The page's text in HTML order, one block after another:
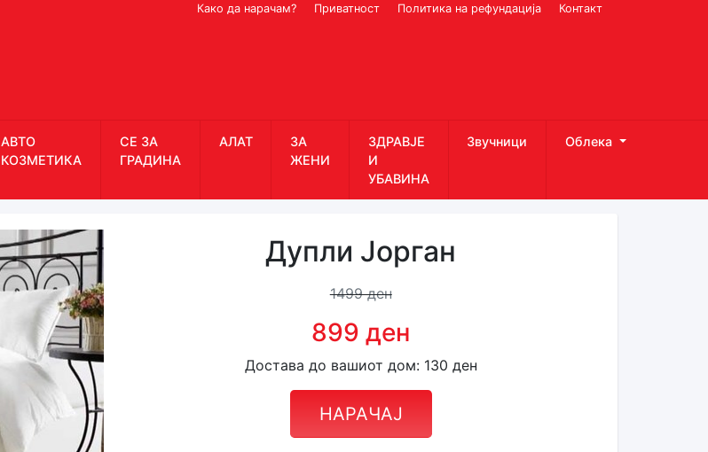
Како да нарачам? Приватност Политика на рефундација Контакт
АВТО
КОЗМЕТИКА
СЕ ЗА
ГРАДИНА
АЛАТ
ЗА
ЖЕНИ
ЗДРАВЈЕ
И
УБАВИНА
Звучници Облека
Дупли Јорган
1499 ден
899 ден
Достава до вашиот дом: 130 ден
НАРАЧАЈ